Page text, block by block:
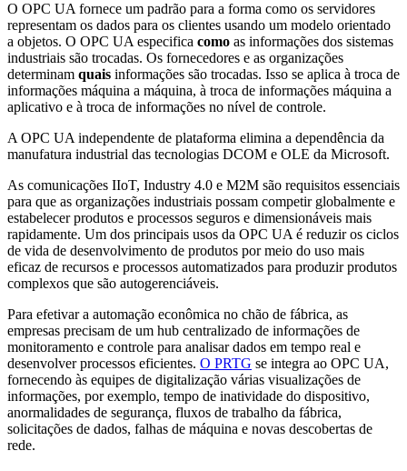
O OPC UA fornece um padrão para a forma como os servidores
representam os dados para os clientes usando um modelo orientado
a objetos. O OPC UA especifica como as informações dos sistemas
industriais são trocadas. Os fornecedores e as organizações
determinam quais informações são trocadas. Isso se aplica à troca de
informações máquina a máquina, à troca de informações máquina a
aplicativo e à troca de informações no nível de controle.
A OPC UA independente de plataforma elimina a dependência da
manufatura industrial das tecnologias DCOM e OLE da Microsoft.
As comunicações IIoT, Industry 4.0 e M2M são requisitos essenciais
para que as organizações industriais possam competir globalmente e
estabelecer produtos e processos seguros e dimensionáveis mais
rapidamente. Um dos principais usos da OPC UA é reduzir os ciclos
de vida de desenvolvimento de produtos por meio do uso mais
eficaz de recursos e processos automatizados para produzir produtos
complexos que são autogerenciáveis.
Para efetivar a automação econômica no chão de fábrica, as
empresas precisam de um hub centralizado de informações de
monitoramento e controle para analisar dados em tempo real e
desenvolver processos eficientes. O PRTG se integra ao OPC UA,
fornecendo às equipes de digitalização várias visualizações de
informações, por exemplo, tempo de inatividade do dispositivo,
anormalidades de segurança, fluxos de trabalho da fábrica,
solicitações de dados, falhas de máquina e novas descobertas de
rede.